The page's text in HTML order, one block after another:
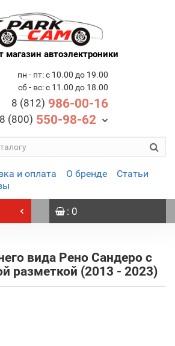
магазин автоэлектроники
пн - пт: с 10.00 до 19.00
сб - вс: с 11.00 до 18.00
8 (812) 986-00-16
8 (800) 550-98-62
и оплата О бренде
Статьи
: 0
вида Рено Сандеро с
разметкой (2013 - 2023)